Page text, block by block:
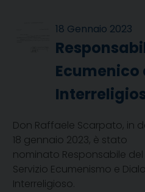
18 Gennaio 2023
Ecumenico
Don Raffaele Scarpato, in
18 gennaio 2023, è stato
nominato Responsabile del
Servizio Ecumenismo e
Interreligioso.